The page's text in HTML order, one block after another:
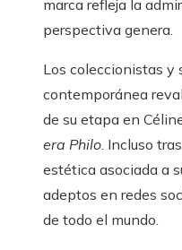
marca refleja la
perspectiva genera.
Los coleccionistas y
contemporánea
de su etapa en
era Philo. Incluso
estética asociada a
adeptos en redes
de todo el mundo.